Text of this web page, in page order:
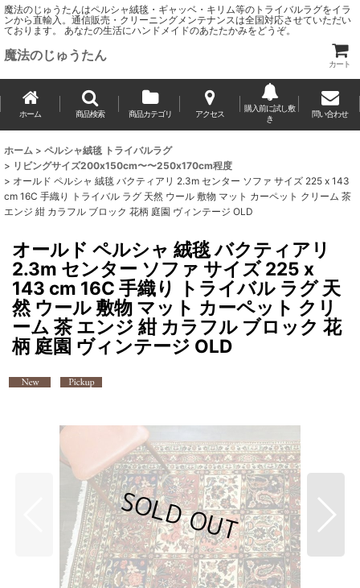
魔法のじゅうたんはペルシャ絨毯・ギャッベ・キリム等のトライバルラグをイラ
ンから直輸入。通信販売・クリーニングメンテナンスは全国対応させていただい
ております。 あなたの生活にハンドメイドのあたたかみをどうぞ。
魔法のじゅうたん
カート
ホーム 商品検索 商品カテゴリ アクセス
購入前に試し敷
き
問い合わせ
ホーム > ペルシャ絨毯 トライバルラグ
> リビングサイズ200x150cm〜〜250x170cm程度
> オールド ペルシャ 絨毯 バクティアリ 2.3m センター ソファ サイズ 225 x 143
cm 16C 手織り トライバル ラグ 天然 ウール 敷物 マット カーペット クリーム 茶
エンジ 紺 カラフル ブロック 花柄 庭園 ヴィンテージ OLD
オールド ペルシャ 絨毯 バクティアリ
2.3m センター ソファ サイズ 225 x
143 cm 16C 手織り トライバル ラグ 天
然 ウール 敷物 マット カーペット クリ
ーム 茶 エンジ 紺 カラフル ブロック 花
柄 庭園 ヴィンテージ OLD